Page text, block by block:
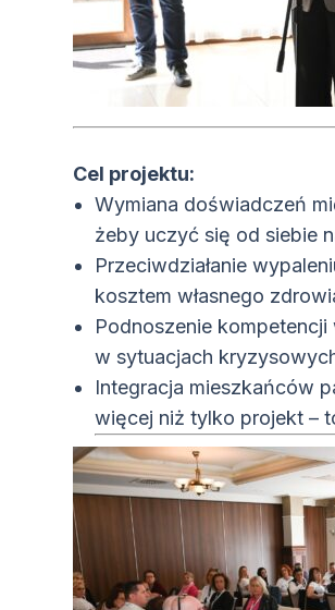
Cel projektu:
Wymiana doświadczeń
żeby uczyć się od siebie
Przeciwdziałanie
kosztem własnego
Podnoszenie
w sytuacjach
Integracja mieszkańców
więcej niż tylko projekt –